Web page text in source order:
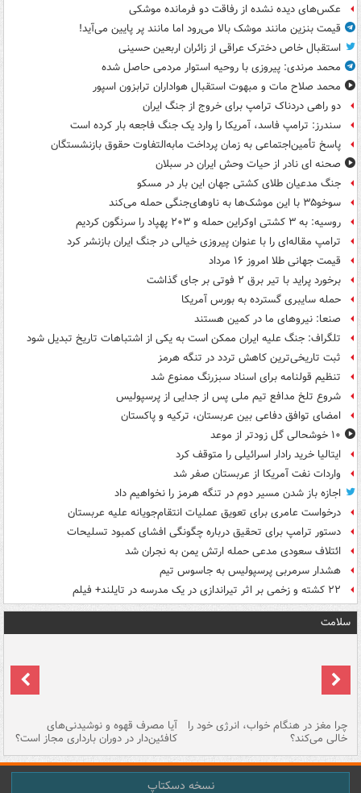
عکس‌های دیده نشده از رفاقت دو فرمانده‌ موشکی
قیمت بنزین مانند موشک بالا می‌رود اما مانند پر پایین می‌آید!
استقبال خاص دخترک عراقی از زائران اربعین حسینی
محمد مرندی: پیروزی با روحیه استوار مردمی حاصل شده
محمد صلاح مات و مبهوت استقبال هواداران ترابزون اسپور
دو راهی دردناک ترامپ برای خروج از جنگ ایران
سندرز: ترامپ فاسد، آمریکا را وارد یک جنگ فاجعه بار کرده است
پاسخ تأمین‌اجتماعی به زمان پرداخت مابه‌التفاوت حقوق بازنشستگان
صحنه ای نادر از حیات وحش ایران در سبلان
جنگ مدعیان طلای کشتی جهان این بار در مسکو
سوخو۳۵ با این موشک‌ها به ناوهای‌جنگی حمله می‌کند
روسیه: به ۳ کشتی اوکراین حمله و ۲۰۳ پهپاد را سرنگون کردیم
ترامپ مقاله‌ای را با عنوان پیروزی خیالی در جنگ ایران بازنشر کرد
قیمت جهانی طلا امروز ۱۶ مرداد
برخورد پراید با تیر برق ۲ فوتی بر جای گذاشت
حمله سایبری گسترده به بورس آمریکا
صنعا: نیروهای ما در کمین‌ هستند
تلگراف: جنگ علیه ایران ممکن است به یکی از اشتباهات تاریخ تبدیل شود
ثبت تاریخی‌ترین کاهش تردد در تنگه هرمز
تنظیم قولنامه برای اسناد سبزرنگ ممنوع شد
شروع تلخ مدافع تیم ملی پس از جدایی از پرسپولیس
امضای توافق دفاعی بین عربستان، ترکیه و پاکستان
۱۰ خوشحالی گل زودتر از موعد
ایتالیا خرید رادار اسرائیلی را متوقف کرد
واردات نفت آمریکا از عربستان صفر شد
اجازه باز شدن مسیر دوم در تنگه هرمز را نخواهیم داد
درخواست عامری برای تعویق عملیات انتقام‌جویانه علیه عربستان
دستور ترامپ برای تحقیق درباره چگونگی افشای کمبود تسلیحات
ائتلاف سعودی مدعی حمله ارتش یمن به نجران شد
هشدار سرمربی پرسپولیس به جاسوس تیم
۲۲ کشته و زخمی بر اثر تیراندازی در یک مدرسه در تایلند+ فیلم
سلامت
چرا مغز در هنگام خواب، انرژی خود را
خالی می‌کند؟
آیا مصرف قهوه و نوشیدنی‌های
کافئین‌دار در دوران بارداری مجاز است؟
نسخه دسکتاپ